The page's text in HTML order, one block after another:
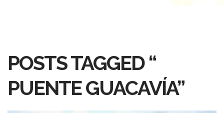
POSTS TAGGED “
PUENTE GUACAVÍA”